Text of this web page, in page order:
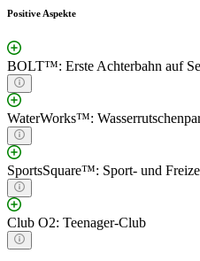
Positive Aspekte
BOLT™: Erste Achterbahn auf
WaterWorks™:
SportsSquare™: Sport- und
Club O2: Teenager-Club